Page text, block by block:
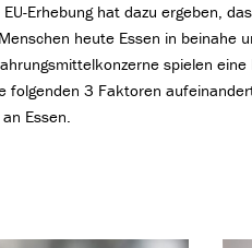
Erhebung hat dazu ergeben,
heute Essen in beinahe
spielen
folgenden 3 Faktoren
Essen.